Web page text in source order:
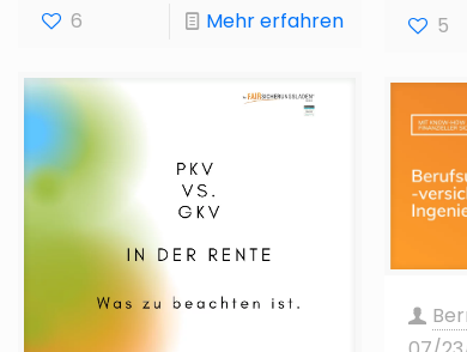
6 Mehr erfahren 5